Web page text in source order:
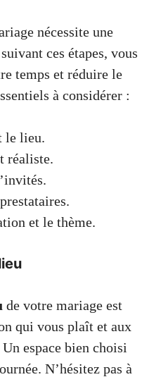
nécessite une
ces étapes, vous
temps et réduire le
à considérer :
le lieu.
réaliste.
et le thème.
de votre mariage est
qui vous plaît et aux
espace bien choisi
N’hésitez pas à